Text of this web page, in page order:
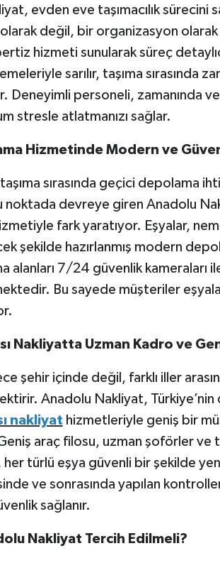
evden eve taşımacılık sürecini
değil, bir organizasyon olarak
hizmeti sunularak süreç
sarılır, taşıma sırasında
Deneyimli personeli, zamanında
stresle atlatmanızı sağlar.
Hizmetinde Modern ve
sırasında geçici depolama
noktada devreye giren Anadolu
fark yaratıyor. Eşyalar,
şekilde hazırlanmış modern
alanları 7/24 güvenlik kameraları
Bu sayede müşteriler
Nakliyatta Uzman Kadro ve
şehir içinde değil, farklı iller
Anadolu Nakliyat, Türkiye’nin
nakliyat hizmetleriyle geniş bir
araç filosu, uzman şoförler ve
türlü eşya güvenli bir şekilde
ve sonrasında yapılan
sağlanır.
Nakliyat Tercih Edilmeli?